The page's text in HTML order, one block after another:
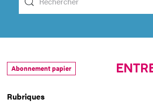
Rubriques
Abonnement papier